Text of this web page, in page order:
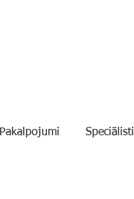
Pakalpojumi Speciālisti